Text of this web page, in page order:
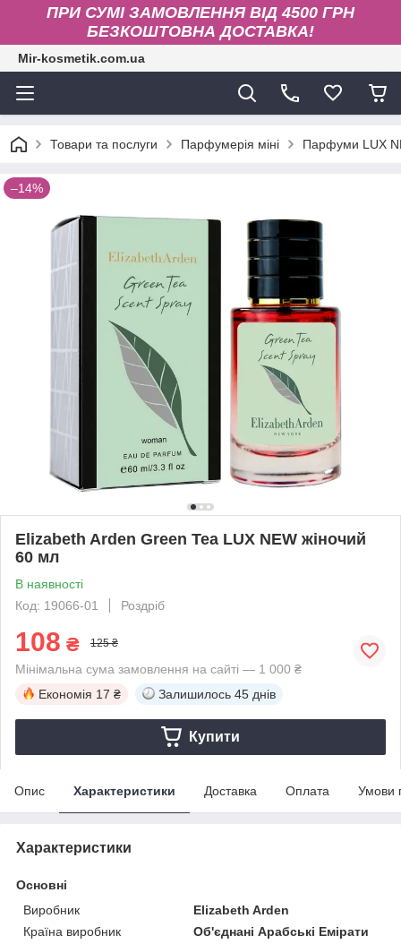
ПРИ СУМІ ЗАМОВЛЕННЯ ВІД 4500 ГРН
БЕЗКОШТОВНА ДОСТАВКА!
Mir-kosmetik.com.ua
Товари та послуги Парфумерія міні Парфуми LUX
–14%
Elizabeth Arden Green Tea LUX NEW жіночий
60 мл
В наявності
Код: 19066-01
Роздріб
108 ₴ 125 ₴
Мінімальна сума замовлення на сайті — 1 000 ₴
Економія 17 ₴ Залишилось 45 днів
Купити
Опис Характеристики Доставка Оплата Умови
Характеристики
Основні
Виробник
Elizabeth Arden
Країна виробник
Об'єднані Арабські Емірати